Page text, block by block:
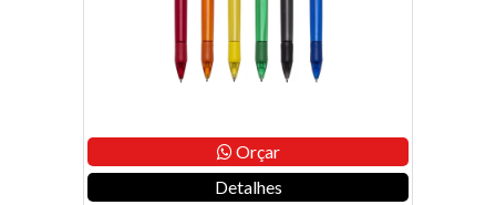
Orçar
Detalhes